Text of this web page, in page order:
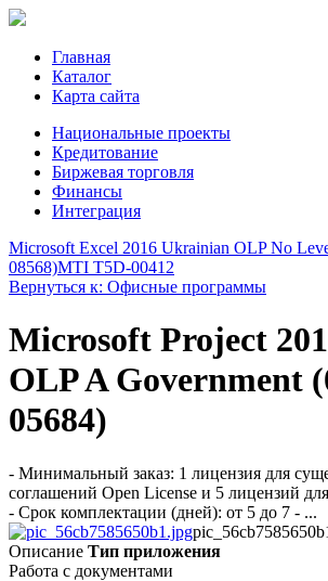
Главная
Каталог
Карта сайта
Национальные проекты
Кредитование
Биржевая торговля
Финансы
Интеграция
Microsoft Excel 2016 Ukrainian OLP No
08568)MTI T5D-00412
Вернуться к: Офисные программы
Microsoft Project
OLP A Government
05684)
- Минимальный заказ: 1 лицензия для
соглашений Open License и 5 лицензий
- Срок комплектации (дней): от 5 до 7 - ...
Описание Тип приложения
Работа с документами